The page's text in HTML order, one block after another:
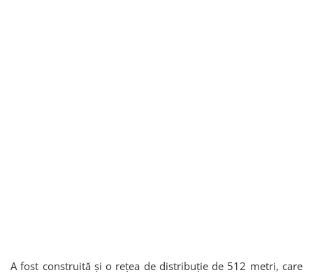
A fost construită și o rețea de distribuție de 512 metri, care